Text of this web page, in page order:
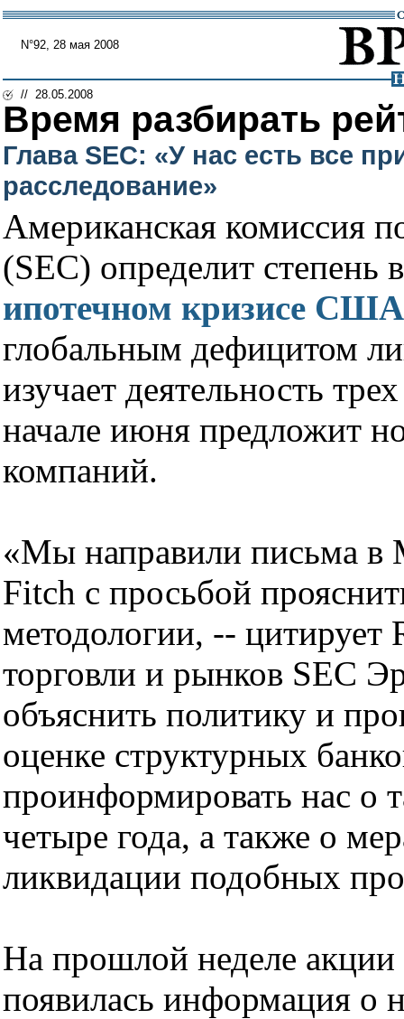
N°92, 28 мая 2008
// 28.05.2008
Время разбирать
Глава SEC: «У нас есть все
расследование»
Американская комиссия
(SEC) определит степень
ипотечном кризисе США
глобальным дефицитом
изучает деятельность
начале июня предложит
компаний.
«Мы направили письма в
Fitch с просьбой
методологии, -- цитирует
торговли и рынков SEC
объяснить политику и
оценке структурных
проинформировать нас о
четыре года, а также о
ликвидации подобных
На прошлой неделе акции
появилась информация о